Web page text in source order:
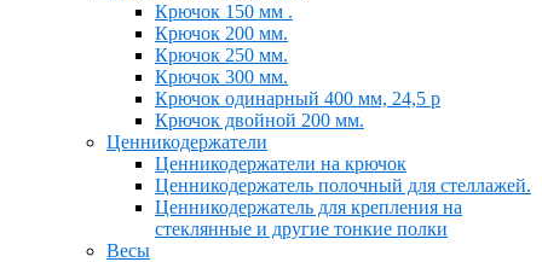
Крючок 150 мм .
Крючок 200 мм.
Крючок 250 мм.
Крючок 300 мм.
Крючок одинарный 400 мм, 24,5 р
Крючок двойной 200 мм.
Ценникодержатели
Ценникодержатели на крючок
Ценникодержатель полочный для стеллажей.
Ценникодержатель для крепления на
стеклянные и другие тонкие полки
Весы